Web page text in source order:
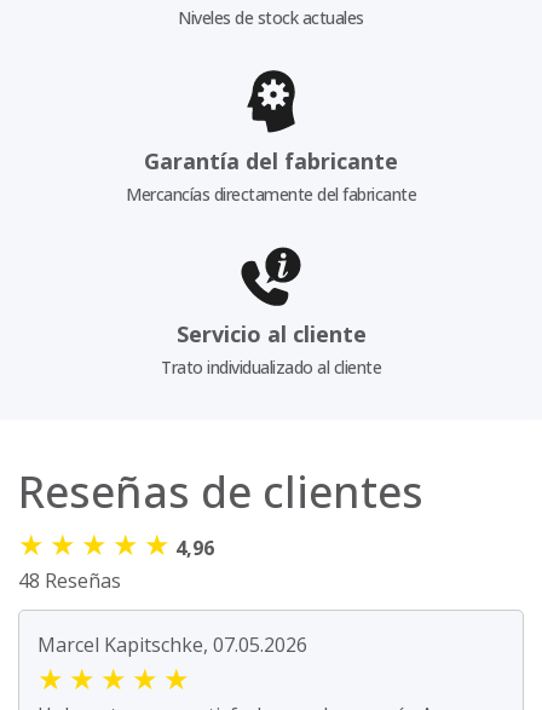
Niveles de stock actuales
Garantía del fabricante
Mercancías directamente del fabricante
Servicio al cliente
Trato individualizado al cliente
Reseñas de clientes
★ ★ ★ ★ ★ 4,96
48 Reseñas
Marcel Kapitschke, 07.05.2026
★ ★ ★ ★ ★